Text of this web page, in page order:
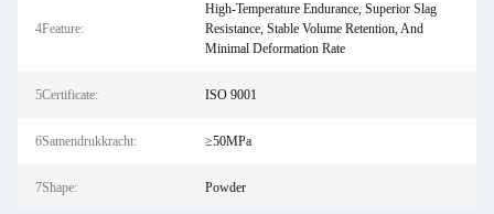
4Feature:
High-Temperature Endurance, Superior Slag
Resistance, Stable Volume Retention, And
Minimal Deformation Rate
5Certificate: ISO 9001
6Samendrukkracht: ≥50MPa
7Shape: Powder